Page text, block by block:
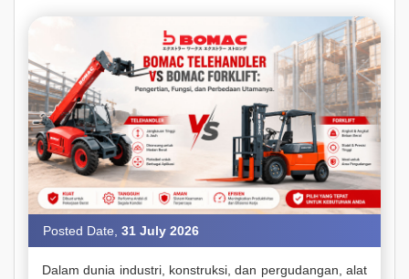
Posted Date, 31 July 2026
Dalam dunia industri, konstruksi, dan pergudangan, alat